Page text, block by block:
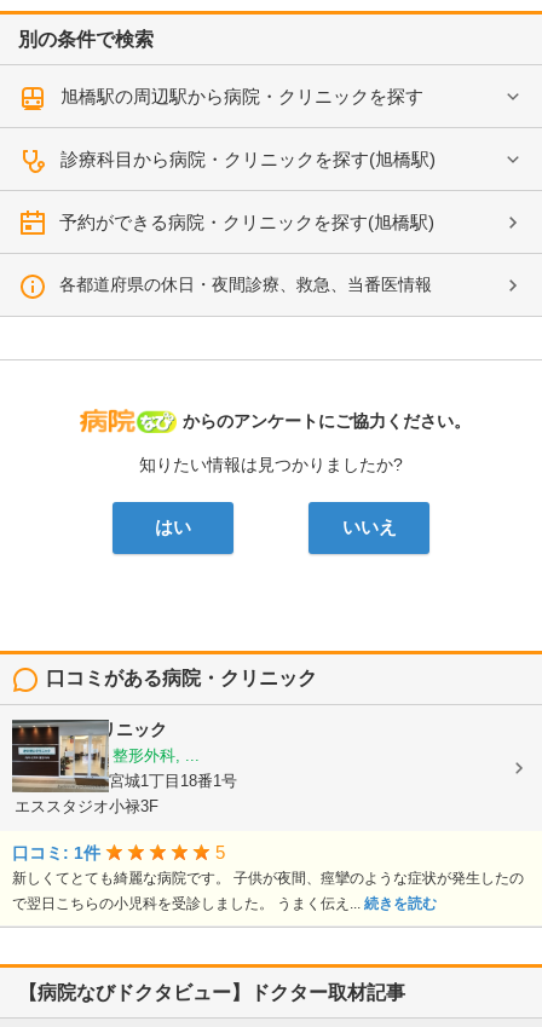
別の条件で検索
旭橋駅の周辺駅から病院・クリニックを探す
診療科目から病院・クリニックを探す(旭橋駅)
予約ができる病院・クリニックを探す(旭橋駅)
各都道府県の休日・夜間診療、救急、当番医情報
病院なび
からのアンケートにご協力ください。
知りたい情報は見つかりましたか?
はい いいえ
口コミがある病院・クリニック
かいせいクリニック
内科, 小児科, 整形外科, ...
沖縄県那覇市宮城1丁目18番1号
エススタジオ小禄3F
口コミ: 1件 5
新しくてとても綺麗な病院です。 子供が夜間、痙攣のような症状が発生したの
で翌日こちらの小児科を受診しました。 うまく伝え... 続きを読む
【病院なびドクタビュー】ドクター取材記事